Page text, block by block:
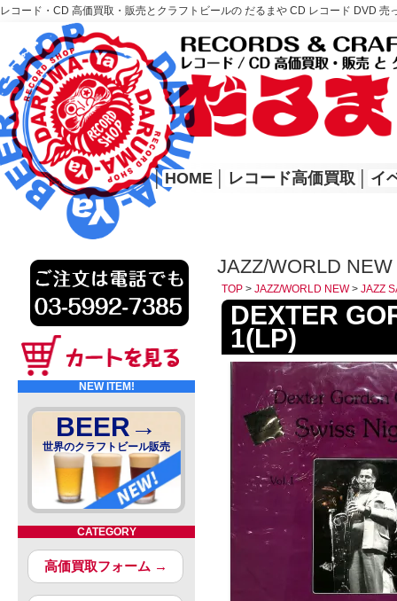
レコード・CD 高価買取・販売とクラフトビールの だるまや CD レコード DVD
レコード高価買取はこちら
HOME
│ HOME レコード高価買取 イ
NEW ITEM!
BEER→
世界のクラフトビール販売
CATEGORY
高価買取フォーム →
JAZZ/WORLD
TOP > JAZZ/WORLD NEW> JAZZ
DEXTER
1(LP)